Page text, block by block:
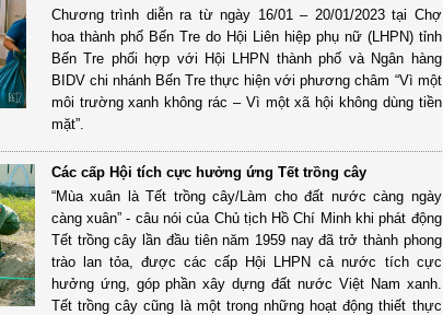
Chương trình diễn ra từ ngày 16/01 – 20/01/2023 tại Chợ
hoa thành phố Bến Tre do Hội Liên hiệp phụ nữ (LHPN) tỉnh
Bến Tre phối hợp với Hội LHPN thành phố và Ngân hàng
BIDV chi nhánh Bến Tre thực hiện với phương châm “Vì một
môi trường xanh không rác – Vì một xã hội không dùng tiền
mặt”.
Các cấp Hội tích cực hưởng ứng Tết trồng cây
“Mùa xuân là Tết trồng cây/Làm cho đất nước càng ngày
càng xuân” - câu nói của Chủ tịch Hồ Chí Minh khi phát động
Tết trồng cây lần đầu tiên năm 1959 nay đã trở thành phong
trào lan tỏa, được các cấp Hội LHPN cả nước tích cực
hưởng ứng, góp phần xây dựng đất nước Việt Nam xanh.
Tết trồng cây cũng là một trong những hoạt động thiết thực